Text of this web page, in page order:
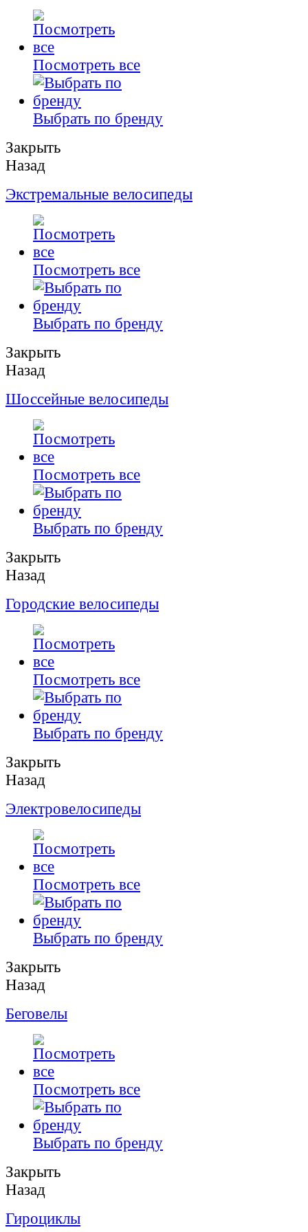
Посмотреть все
Выбрать по бренду
Закрыть
Назад
Экстремальные велосипеды
Посмотреть все
Выбрать по бренду
Закрыть
Назад
Шоссейные велосипеды
Посмотреть все
Выбрать по бренду
Закрыть
Назад
Городские велосипеды
Посмотреть все
Выбрать по бренду
Закрыть
Назад
Электровелосипеды
Посмотреть все
Выбрать по бренду
Закрыть
Назад
Беговелы
Посмотреть все
Выбрать по бренду
Закрыть
Назад
Гироциклы